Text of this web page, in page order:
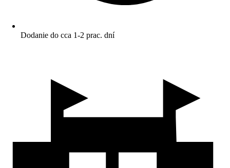
Dodanie do cca 1-2 prac. dní